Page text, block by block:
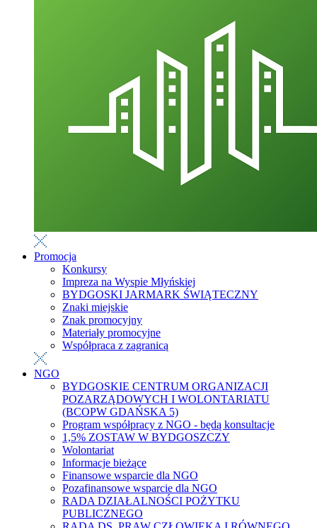
Promocja
Konkursy
Impreza na Wyspie Młyńskiej
BYDGOSKI JARMARK ŚWIĄTECZNY
Znaki miejskie
Znak promocyjny
Materiały promocyjne
Współpraca z zagranicą
NGO
BYDGOSKIE CENTRUM ORGANIZACJI
POZARZĄDOWYCH I WOLONTARIATU
(BCOPW GDAŃSKA 5)
Program współpracy z NGO - będą konsultacje
1,5% ZOSTAW W BYDGOSZCZY
Wolontariat
Informacje bieżące
Finansowe wsparcie dla NGO
Pozafinansowe wsparcie dla NGO
RADA DZIAŁALNOŚCI POŻYTKU
PUBLICZNEGO